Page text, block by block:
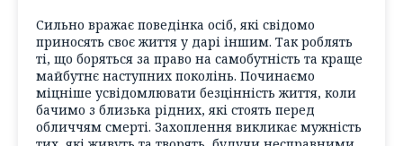
Сильно вражає поведінка осіб, які свідомо
приносять своє життя у дарі іншим. Так роблять
ті, що боряться за право на самобутність та краще
майбутнє наступних поколінь. Починаємо
міцніше усвідомлювати безцінність життя, коли
бачимо з близька рідних, які стоять перед
обличчям смерті. Захоплення викликає мужність